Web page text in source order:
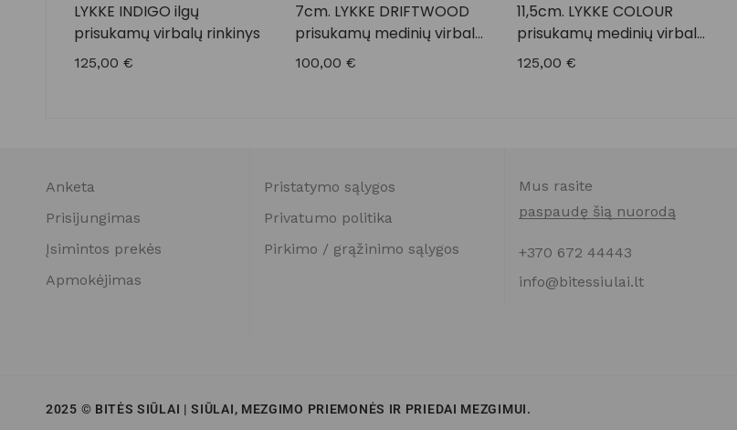
LYKKE INDIGO ilgų
prisukamų virbalų rinkinys
125,00 €
7cm. LYKKE DRIFTWOOD
prisukamų medinių virbalų
rinkinys CACAO
100,00€
11,5cm. LYKKE COLOUR
prisukamų medinių virbalų
rinkinys
125,00 €
Anketa
Prisijungimas
Įsimintos prekės
Apmokėjimas
Pristatymo sąlygos
Privatumo politika
Pirkimo / grąžinimo sąlygos
Mus rasite
paspaudę šią nuorodą
+370 672 44443
info@bitessiulai.lt
2025 © BITĖS SIŪLAI | SIŪLAI, MEZGIMO PRIEMONĖS IR PRIEDAI MEZGIMUI.